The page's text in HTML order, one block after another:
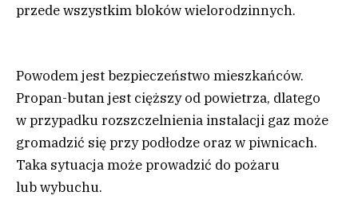
przede wszystkim bloków wielorodzinnych.
Powodem jest bezpieczeństwo mieszkańców.
Propan-butan jest cięższy od powietrza, dlatego
w przypadku rozszczelnienia instalacji gaz może
gromadzić się przy podłodze oraz w piwnicach.
Taka sytuacja może prowadzić do pożaru
lub wybuchu.